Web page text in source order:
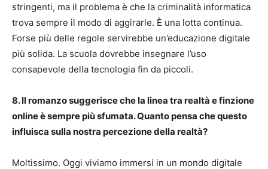
stringenti, ma il problema è che la criminalità informatica
trova sempre il modo di aggirarle. È una lotta continua.
Forse più delle regole servirebbe un’educazione digitale
più solida. La scuola dovrebbe insegnare l’uso
consapevole della tecnologia fin da piccoli.
8. Il romanzo suggerisce che la linea tra realtà e finzione
online è sempre più sfumata. Quanto pensa che questo
influisca sulla nostra percezione della realtà?
Moltissimo. Oggi viviamo immersi in un mondo digitale